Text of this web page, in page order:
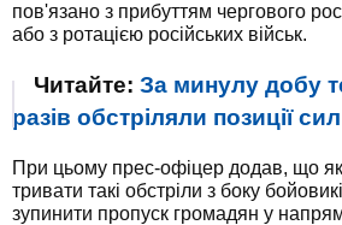
пов'язано з прибуттям чергового
або з ротацією російських військ.
Читайте: За минулу добу
разів обстріляли позиції
При цьому прес-офіцер додав, що
тривати такі обстріли з боку
зупинити пропуск громадян у